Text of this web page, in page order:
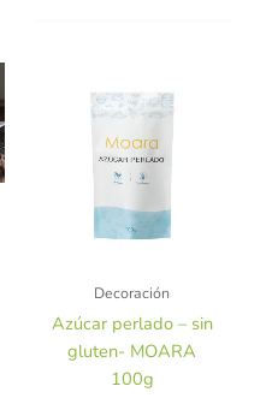
Decoración
Azúcar perlado – sin
gluten- MOARA
100g